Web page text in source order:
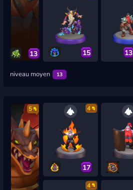
13 15 13
niveau moyen 13
5 4
17
4